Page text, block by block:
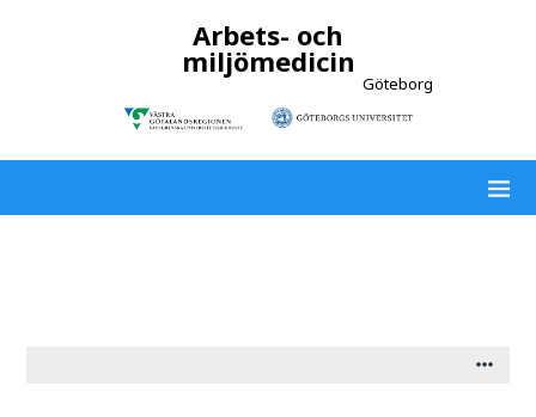
Arbets- och
miljömedicin
Göteborg